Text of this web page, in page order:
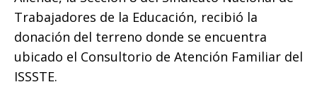
k
Trabajadores de la Educación, recibió la
donación del terreno donde se encuentra
ubicado el Consultorio de Atención Familiar del
ISSSTE.